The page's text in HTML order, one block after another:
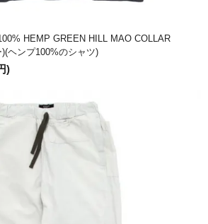
HEMP GREEN HILL MAO COLLAR
ヘンプ100%のシャツ)
)